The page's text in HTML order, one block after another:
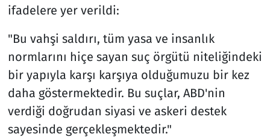
ifadelere yer verildi:
"Bu vahşi saldırı, tüm yasa ve insanlık
normlarını hiçe sayan suç örgütü niteliğindeki
bir yapıyla karşı karşıya olduğumuzu bir kez
daha göstermektedir. Bu suçlar, ABD'nin
verdiği doğrudan siyasi ve askeri destek
sayesinde gerçekleşmektedir."